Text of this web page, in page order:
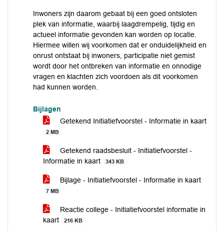
Inwoners zijn daarom gebaat bij een goed ontsloten
plek van informatie, waarbij laagdrempelig, tijdig en
actueel informatie gevonden kan worden op locatie.
Hiermee willen wij voorkomen dat er onduidelijkheid en
onrust ontstaat bij inwoners, participatie niet gemist
wordt door het ontbreken van informatie en onnodige
vragen en klachten zich voordoen als dit voorkomen
had kunnen worden.
Bijlagen
Getekend Initiatiefvoorstel - Informatie in kaart
2 MB
Getekend raadsbesluit - Initiatiefvoorstel -
Informatie in kaart
343 KB
Bijlage - Initiatiefvoorstel - Informatie in kaart
7 MB
Reactie college - Initiatiefvoorstel informatie in
kaart
216 KB